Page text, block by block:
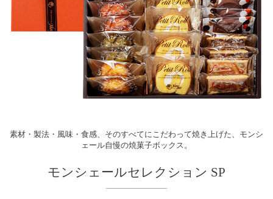
素材・製法・風味・食感、そのすべてにこだわって焼き上げた、モンシ
ェール自慢の焼菓子ボックス。
モンシェールセレクション SP